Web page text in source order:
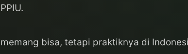
memang bisa, tetapi praktiknya di